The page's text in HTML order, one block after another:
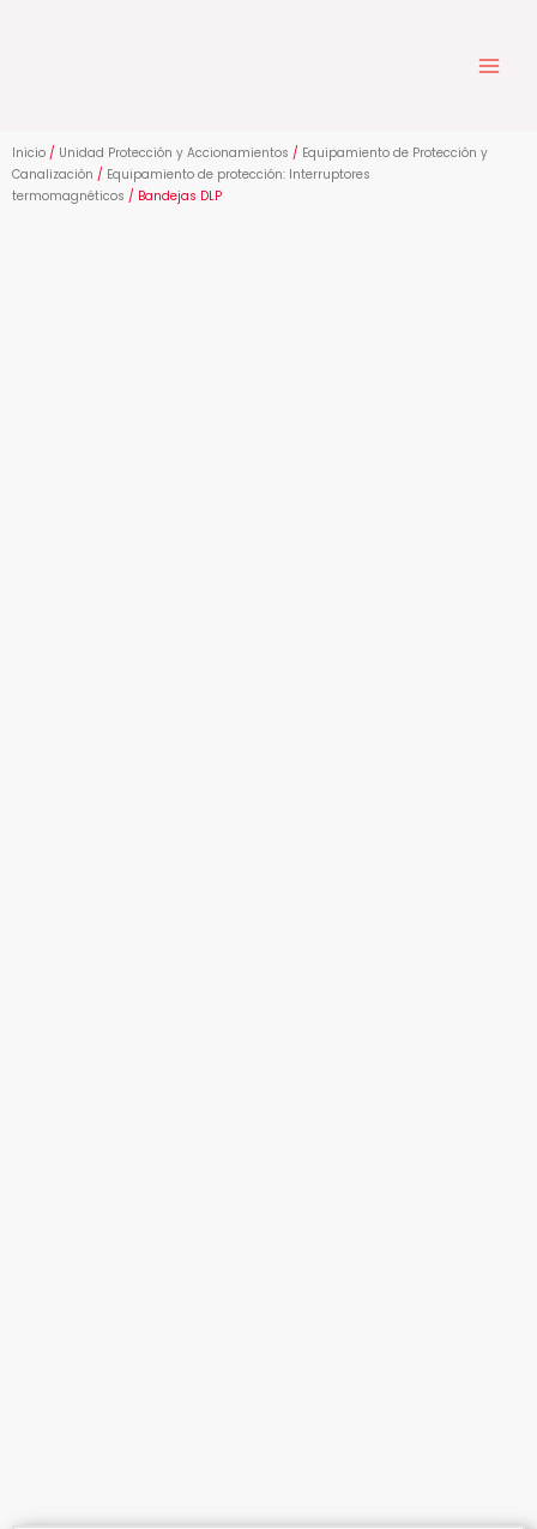
Inicio / Unidad Protección y Accionamientos / Equipamiento de Protección y
Canalización / Equipamiento de protección: Interruptores
termomagnéticos / Bandejas DLP